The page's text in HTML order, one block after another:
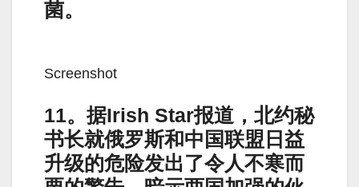
菌。
Screenshot
11。据Irish Star报道，北约秘
书长就俄罗斯和中国联盟日益
升级的危险发出了令人不寒而